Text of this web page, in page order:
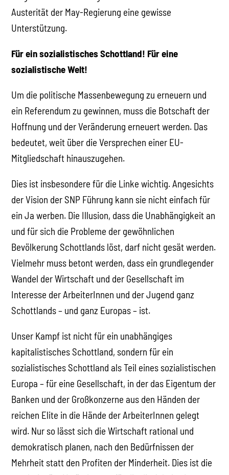
Austerität der May-Regierung eine gewisse
Unterstützung.
Für ein sozialistisches Schottland! Für eine
sozialistische Welt!
Um die politische Massenbewegung zu erneuern und
ein Referendum zu gewinnen, muss die Botschaft der
Hoffnung und der Veränderung erneuert werden. Das
bedeutet, weit über die Versprechen einer EU-
Mitgliedschaft hinauszugehen.
Dies ist insbesondere für die Linke wichtig. Angesichts
der Vision der SNP Führung kann sie nicht einfach für
ein Ja werben. Die Illusion, dass die Unabhängigkeit an
und für sich die Probleme der gewöhnlichen
Bevölkerung Schottlands löst, darf nicht gesät werden.
Vielmehr muss betont werden, dass ein grundlegender
Wandel der Wirtschaft und der Gesellschaft im
Interesse der ArbeiterInnen und der Jugend ganz
Schottlands – und ganz Europas – ist.
Unser Kampf ist nicht für ein unabhängiges
kapitalistisches Schottland, sondern für ein
sozialistisches Schottland als Teil eines sozialistischen
Europa – für eine Gesellschaft, in der das Eigentum der
Banken und der Großkonzerne aus den Händen der
reichen Elite in die Hände der ArbeiterInnen gelegt
wird. Nur so lässt sich die Wirtschaft rational und
demokratisch planen, nach den Bedürfnissen der
Mehrheit statt den Profiten der Minderheit. Dies ist die